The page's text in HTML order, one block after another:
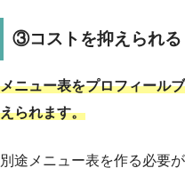
③コストを抑えられる
メニュー表をプロフィール
えられます。
別途メニュー表を作る必要